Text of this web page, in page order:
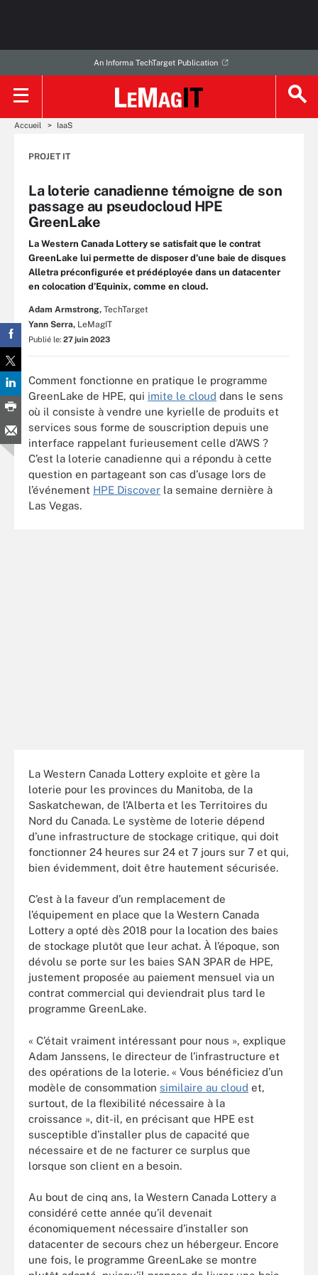
An Informa TechTarget Publication
Accueil IaaS
PROJET IT
La loterie canadienne témoigne de son
passage au pseudocloud HPE
GreenLake
La Western Canada Lottery se satisfait que le contrat
GreenLake lui permette de disposer d’une baie de disques
Alletra préconfigurée et prédéployée dans un datacenter
en colocation d’Equinix, comme en cloud.
Adam Armstrong, TechTarget
Yann Serra, LeMagIT
Publié le: 27 juin 2023
Comment fonctionne en pratique le programme
GreenLake de HPE, qui imite le cloud dans le sens
où il consiste à vendre une kyrielle de produits et
services sous forme de souscription depuis une
interface rappelant furieusement celle d’AWS ?
C’est la loterie canadienne qui a répondu à cette
question en partageant son cas d’usage lors de
l’événement HPE Discover la semaine dernière à
Las Vegas.
La Western Canada Lottery exploite et gère la
loterie pour les provinces du Manitoba, de la
Saskatchewan, de l’Alberta et les Territoires du
Nord du Canada. Le système de loterie dépend
d’une infrastructure de stockage critique, qui doit
fonctionner 24 heures sur 24 et 7 jours sur 7 et qui,
bien évidemment, doit être hautement sécurisée.
C’est à la faveur d’un remplacement de
l’équipement en place que la Western Canada
Lottery a opté dès 2018 pour la location des baies
de stockage plutôt que leur achat. À l’époque, son
dévolu se porte sur les baies SAN 3PAR de HPE,
justement proposée au paiement mensuel via un
contrat commercial qui deviendrait plus tard le
programme GreenLake.
« C’était vraiment intéressant pour nous », explique
Adam Janssens, le directeur de l’infrastructure et
des opérations de la loterie. « Vous bénéficiez d’un
modèle de consommation similaire au cloud et,
surtout, de la flexibilité nécessaire à la
croissance », dit-il, en précisant que HPE est
susceptible d’installer plus de capacité que
nécessaire et de ne facturer ce surplus que
lorsque son client en a besoin.
Au bout de cinq ans, la Western Canada Lottery a
considéré cette année qu’il devenait
économiquement nécessaire d’installer son
datacenter de secours chez un hébergeur. Encore
une fois, le programme GreenLake se montre